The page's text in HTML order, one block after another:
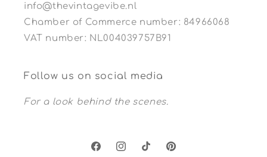
info@thevintagevibe.nl
Chamber of Commerce number: 84966068
VAT number: NL004039757B91
Follow us on social media
For a look behind the scenes.
FacebookInstagramTikTokPinterest